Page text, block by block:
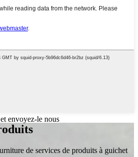
envoyez-le nous
de services de produits à guichet